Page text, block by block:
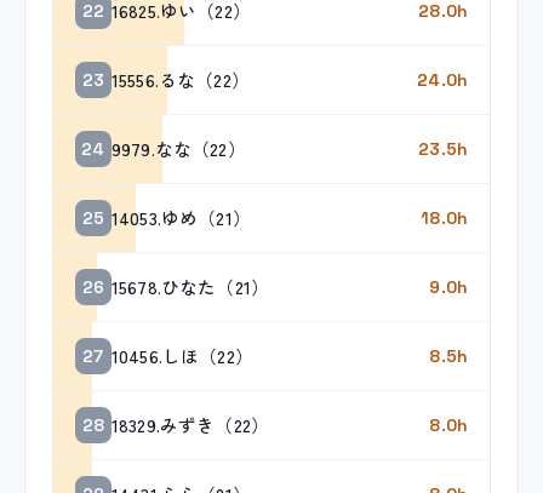
22 16825.ゆい（22） 28.0h
23 15556.るな（22） 24.0h
24 9979.なな（22） 23.5h
25 14053.ゆめ（21） 18.0h
26 15678.ひなた（21） 9.0h
27 10456.しほ（22） 8.5h
28 18329.みずき（22） 8.0h